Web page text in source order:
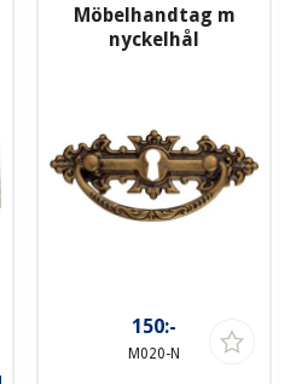
Möbelhandtag m
nyckelhål
150:-
M020-N